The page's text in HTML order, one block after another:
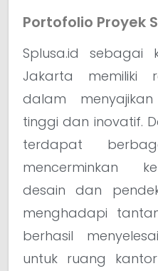
Portofolio Proyek
Splusa.id sebagai
Jakarta memiliki
dalam
tinggi dan inovatif.
terdapat
mencerminkan
desain dan
menghadapi
berhasil
untuk ruang